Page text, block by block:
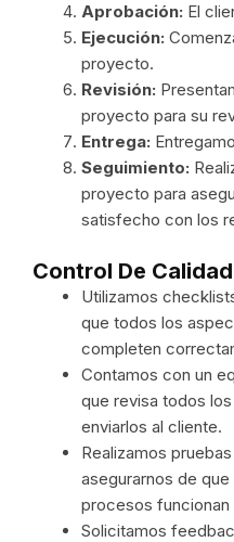
Aprobación: El
Ejecución:
proyecto.
Revisión:
proyecto para su
Entrega:
Seguimiento:
proyecto para
satisfecho con los
Control De Calidad
Utilizamos
que todos los
completen
Contamos con un
que revisa todos
enviarlos al cliente.
Realizamos
asegurarnos de
procesos
Solicitamos